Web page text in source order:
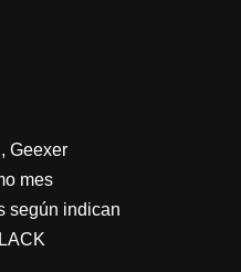
Geexer
mes
según indican